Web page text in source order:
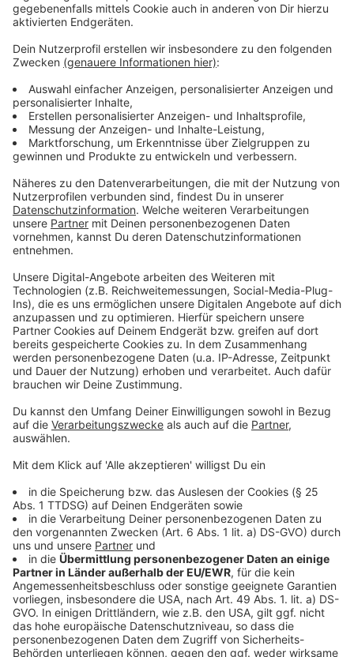
1973 bewegen.“ Trotzdem geht es ihr nicht um
Vintage-Simulationen alter Soul-Aufnahmen. sondern
um: Identität. Musik, Politik und Persönlichkeit. Joy
Denalane mit "Let Yourself Be Loved" ist unser Album
der Woche.
Anzeige
Anzeige
Zustimmung, um den YouTube
Video-Service zu laden!
Wir verwenden einen Service eines
Drittanbieters, um Videoinhalte
einzubetten. Dieser Service kann
Daten zu Ihren Aktivitäten
sammeln. Bitte lesen Sie die
Details durch und stimmen Sie der
Nutzung des Service zu, um dieses
Akzeptieren
powered byUsercentrics Consent
Management Platform
Joy Denlane - I Believe ft. BJ The Chicago Kid (Official
Video)
Anzeige